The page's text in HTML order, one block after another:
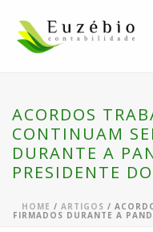
ACORDOS
CONTINUAM
DURANTE A
PRESIDENTE
HOME / ARTIGOS /
FIRMADOS DURANTE A